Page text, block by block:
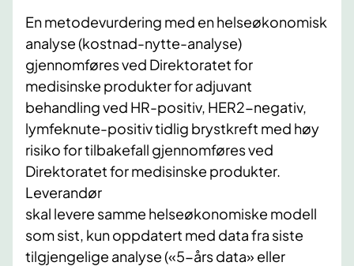
En metodevurdering med en helseøkonomisk
analyse (kostnad-nytte-analyse)
gjennomføres ved Direktoratet for
medisinske produkter for adjuvant
behandling ved HR-positiv, HER2-negativ,
lymfeknute-positiv tidlig brystkreft med høy
risiko for tilbakefall gjennomføres ved
Direktoratet for medisinske produkter.
Leverandør
skal levere samme helseøkonomiske modell
som sist, kun oppdatert med data fra siste
tilgjengelige analyse («5-års data» eller